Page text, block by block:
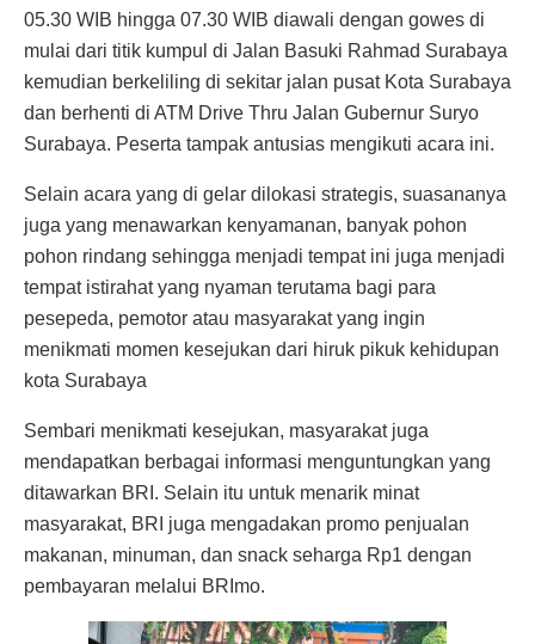
05.30 WIB hingga 07.30 WIB diawali dengan gowes di
mulai dari titik kumpul di Jalan Basuki Rahmad Surabaya
kemudian berkeliling di sekitar jalan pusat Kota Surabaya
dan berhenti di ATM Drive Thru Jalan Gubernur Suryo
Surabaya. Peserta tampak antusias mengikuti acara ini.
Selain acara yang di gelar dilokasi strategis, suasananya
juga yang menawarkan kenyamanan, banyak pohon
pohon rindang sehingga menjadi tempat ini juga menjadi
tempat istirahat yang nyaman terutama bagi para
pesepeda, pemotor atau masyarakat yang ingin
menikmati momen kesejukan dari hiruk pikuk kehidupan
kota Surabaya
Sembari menikmati kesejukan, masyarakat juga
mendapatkan berbagai informasi menguntungkan yang
ditawarkan BRI. Selain itu untuk menarik minat
masyarakat, BRI juga mengadakan promo penjualan
makanan, minuman, dan snack seharga Rp1 dengan
pembayaran melalui BRImo.